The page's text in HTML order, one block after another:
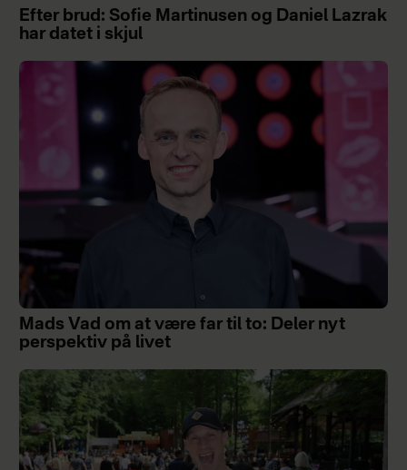
Efter brud: Sofie Martinusen og Daniel Lazrak
har datet i skjul
Mads Vad om at være far til to: Deler nyt
perspektiv på livet